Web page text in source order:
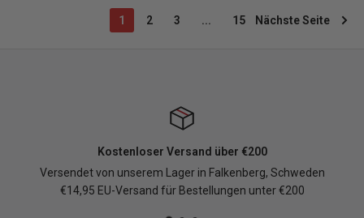
1 2 3 ... 15 Nächste Seite
Kostenloser Versand über €200
Versendet von unserem Lager in Falkenberg, Schweden
€14,95 EU-Versand für Bestellungen unter €200